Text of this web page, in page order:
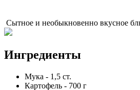
Сытное и необыкновенно вкусное
Ингредиенты
Мука - 1,5 ст.
Картофель - 700 г